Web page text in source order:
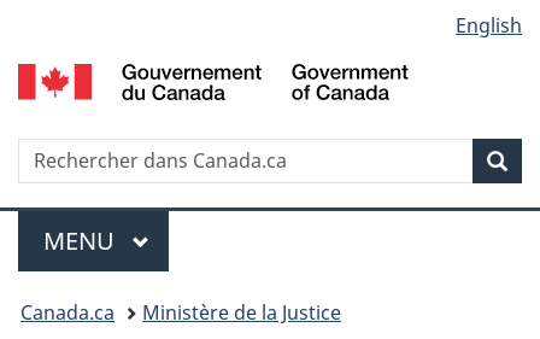
au
contenu
Â«
propos
de
la
HTML
simplifiÃ©e
selection
English
Recherche
Menu
MENU PRINCIPAL
Vous
Canada.ca
Ministère de la Justice